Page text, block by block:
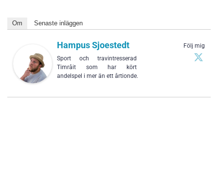
Om Senaste inläggen
Följ mig
Hampus Sjoestedt
Sport och travintresserad
Timråit som har kört
andelspel i mer än ett årtionde.